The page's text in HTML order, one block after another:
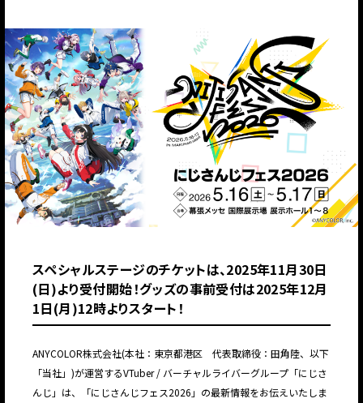
スペシャルステージのチケットは、2025年11月30日
(日)より受付開始！グッズの事前受付は2025年12⽉
1⽇(月)12時よりスタート！
ANYCOLOR株式会社(本社：東京都港区 代表取締役：田角陸、以下
「当社」)が運営するVTuber / バーチャルライバーグループ「にじさ
んじ」は、「にじさんじフェス2026」の最新情報をお伝えいたしま